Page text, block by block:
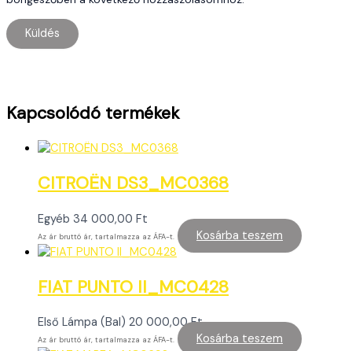
Kapcsolódó termékek
CITROËN DS3_MC0368
Egyéb 34 000,00 Ft
Az ár bruttó ár, tartalmazza az ÁFA-t. Kosárba teszem
FIAT PUNTO II_MC0428
Első Lámpa (Bal) 20 000,00Ft
Az ár bruttó ár, tartalmazza az ÁFA-t. Kosárba teszem